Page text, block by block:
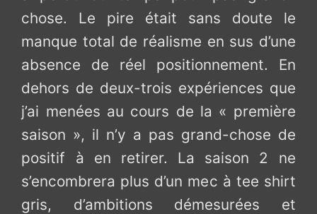
chose. Le pire était sans doute le
manque total de réalisme en sus d’une
absence de réel positionnement. En
dehors de deux-trois expériences que
j’ai menées au cours de la « première
saison », il n’y a pas grand-chose de
positif à en retirer. La saison 2 ne
s’encombrera plus d’un mec à tee shirt
gris, d’ambitions démesurées et